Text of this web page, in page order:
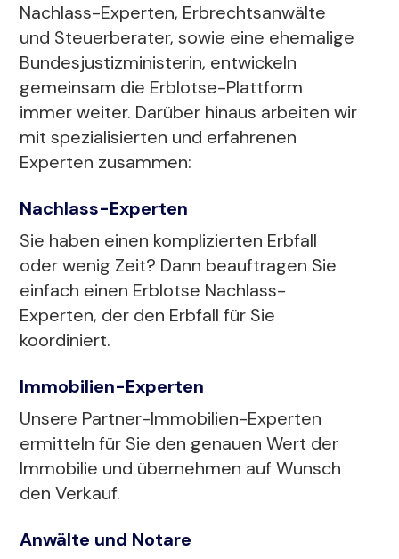
Nachlass-Experten, Erbrechtsanwälte
und Steuerberater, sowie eine ehemalige
Bundesjustizministerin, entwickeln
gemeinsam die Erblotse-Plattform
immer weiter. Darüber hinaus arbeiten wir
mit spezialisierten und erfahrenen
Experten zusammen:
Nachlass-Experten
Sie haben einen komplizierten Erbfall
oder wenig Zeit? Dann beauftragen Sie
einfach einen Erblotse Nachlass-
Experten, der den Erbfall für Sie
koordiniert.
Immobilien-Experten
Unsere Partner-Immobilien-Experten
ermitteln für Sie den genauen Wert der
Immobilie und übernehmen auf Wunsch
den Verkauf.
Anwälte und Notare